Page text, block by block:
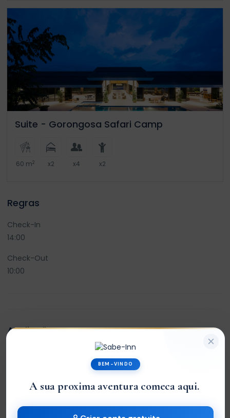
Suite - Gorongosa Safari Camp
60 m2 x2 x4 x2
Regras
Check-In
14:00
Check-Out
10:00
Avaliações
0
BEM-VINDO
A sua proxima aventura comeca aqui.|